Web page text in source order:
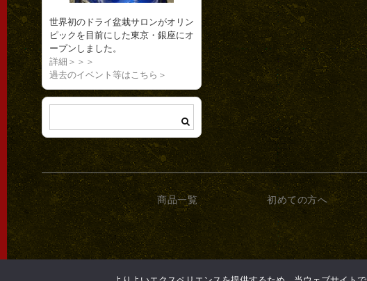
世界初のドライ盆栽サロンがオリン
ピックを目前にした東京・銀座にオ
ープンしました。
詳細＞＞＞
過去のイベント等はこちら＞
商品一覧 初めての方へ